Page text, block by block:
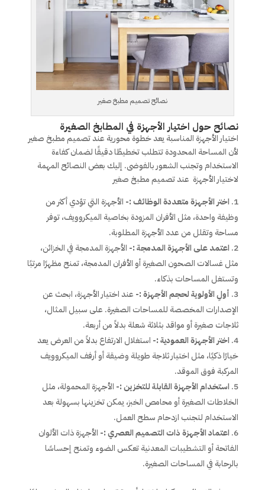
نصائح تصميم مطبخ صغير
نصائح حول اختيار الأجهزة في المطابخ الصغيرة
اختيار الأجهزة المناسبة يعد خطوة محورية عند تصميم مطبخ صغير
لأن المساحة المحدودة تتطلب تخطيطًا دقيقًا لضمان كفاءة
الاستخدام وتجنب الشعور بالفوضى. إليك بعض النصائح المهمة
لاختيار الأجهزة عند تصميم مطبخ صغير
اختر الأجهزة متعددة الوظائف :- الأجهزة التي تؤدي أكثر من
وظيفة واحدة، مثل الأفران المزودة بخاصية الميكروويف، توفر
مساحة وتقلل من عدد الأجهزة المطلوبة.
اعتمد على الأجهزة المدمجة :- الأجهزة المدمجة في الخزائن،
مثل غسالات الصحون الصغيرة أو الأفران المدمجة، تمنح مظهرًا مرتبًا
وتستغل المساحات بذكاء.
أولِ الأولوية لحجم الأجهزة :- عند اختيار الأجهزة، ابحث عن
الإصدارات المخصصة للمساحات الصغيرة. على سبيل المثال،
ثلاجات صغيرة أو مواقد بثلاثة شعلة بدلاً من أربعة.
اختر الأجهزة العمودية :- استغلال الارتفاع بدلاً من العرض يعد
خيارًا ذكيًا، مثل اختيار ثلاجة طويلة وضيقة أو أرفف الميكروويف
المركبة فوق الموقد.
استخدام الأجهزة القابلة للتخزين :- الأجهزة المحمولة، مثل
الخلاطات الصغيرة أو محامص الخبز، يمكن تخزينها بسهولة بعد
الاستخدام لتجنب ازدحام سطح العمل.
اعتماد الأجهزة ذات التصميم العصري :- الأجهزة ذات الألوان
الفاتحة أو التشطيبات المعدنية تعكس الضوء وتمنح إحساسًا
بالرحابة في المساحات الصغيرة.